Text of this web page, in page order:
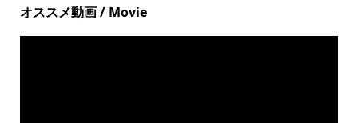
オススメ動画 / Movie